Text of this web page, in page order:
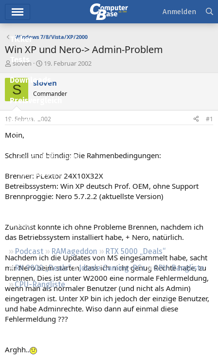
Ticker
Tests
Downloads
Preisvergleich
Forum
Aktuelles
Empfohlene Inhalte
Neue Beiträge
Neueste Aktivitäten
Regeln
Podcast RAMageddon
RTX 5000 „Deals“
RX 9000 „Deals“
Ideale Gaming-PCs
GPU-Rangliste
CPU-Rangliste
Anmelden
Windows 7/8/Vista/XP/2000
Win XP und Nero-> Admin-Problem
E
s
t
e
e
r
sloven
E
s
e
l
t
19. Februar 2002
S sloven
Commander
19. Februar 2002 #1
Moin,
Schnell und bündig: Die Rahmenbedingungen:
Brenner: PLextor 24X10X32X
Betreibssystem: Win XP deutsch Prof. OEM, ohne Support
Brennproggie: Nero 5.7.2.2 (aktuellste Version)
Zunächst konnte ich ohne Probleme Brennen, nachdem ich
das Betriebssystem installiert habe, + Nero, natürlich.
Nachdem ich die Updates von MS eingesammelt habe, sacht
mir Nero beim starten, dass ich nicht genug Rechte habe, zu
brennen. Dies ist unter W2000 eine normale Fehlermeldung,
wenn man als normaler Benutzer (und nicht als Admin)
eingetragen ist. Unter XP bin ich jedoch der einzige Benutzer,
und habe Adminrechte. Wiso dann auf einmal diese
Fehlermeldung ???
Arghh..